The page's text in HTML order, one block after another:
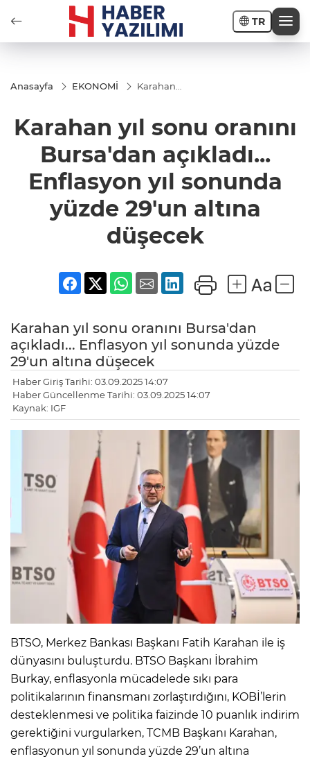
TR
Anasayfa EKONOMİ
Karahan
Bursa'dan
açıkladı...
yıl
sonunda
yüzde
29'un
altına
düşecek
Karahan yıl sonu oranını
Bursa'dan açıkladı...
Enflasyon yıl sonunda
yüzde 29'un altına
düşecek
Karahan yıl sonu oranını Bursa'dan
açıkladı... Enflasyon yıl sonunda yüzde
29'un altına düşecek
Haber Giriş Tarihi: 03.09.2025 14:07
Haber Güncellenme Tarihi: 03.09.2025 14:07
Kaynak: IGF
BTSO, Merkez Bankası Başkanı Fatih Karahan ile iş
dünyasını buluşturdu. BTSO Başkanı İbrahim
Burkay, enflasyonla mücadelede sıkı para
politikalarının finansmanı zorlaştırdığını, KOBİ’lerin
desteklenmesi ve politika faizinde 10 puanlık indirim
gerektiğini vurgularken, TCMB Başkanı Karahan,
enflasyonun yıl sonunda yüzde 29’un altına